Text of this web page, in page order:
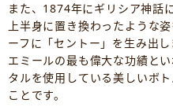
また、1874年にギリシア神話
上半身に置き換わったような
ーフに「セントー」を生み出し
エミールの最も偉大な功績と
タルを使用している美しいボ
ことです。